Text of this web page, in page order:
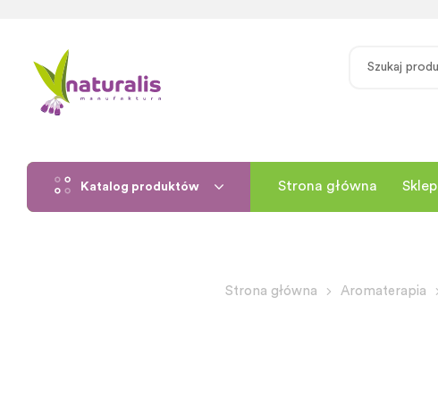
Katalog produktów Strona główna Sklep
Strona główna Aromaterapia